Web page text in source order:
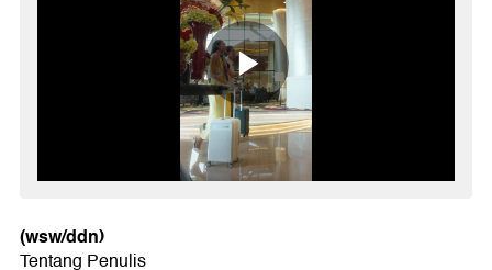
(wsw/ddn)